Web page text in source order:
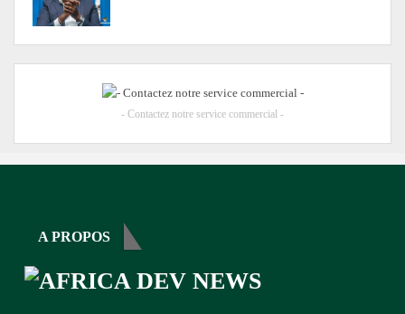
- Contactez notre service commercial -
A PROPOS